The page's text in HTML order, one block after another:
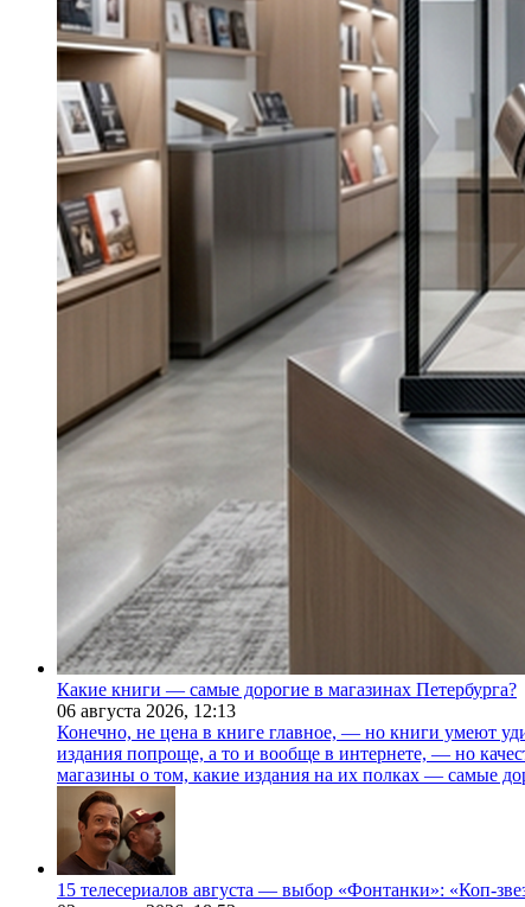
Какие книги — самые дорогие в магазинах Петербурга?
06 августа 2026, 12:13
Конечно, не цена в книге главное, — но книги умеют
издания попроще, а то и вообще в интернете, — но
магазины о том, какие издания на их полках — самые
15 телесериалов августа — выбор «Фонтанки»: «Коп-